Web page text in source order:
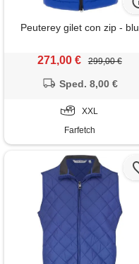
Peuterey gilet con zip - blu
271,00 € 299,00 €
Sped. 8,00 €
XXL
Farfetch